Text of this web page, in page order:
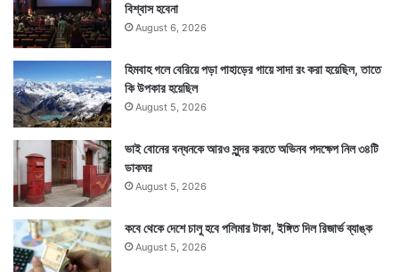
বিশ্বাস হবেনা
August 6, 2026
হিমবাহ গলে বেরিয়ে পড়া পাহাড়ের গায়ে সাদা রং করা হয়েছিল, তাতে
কি উপকার হয়েছিল
August 5, 2026
ভাই বোনের বন্ধনকে আরও সুন্দর করতে অভিনব পদক্ষেপ নিল ৩৪টি
ডাকঘর
August 5, 2026
কবে থেকে দেশে চালু হবে পলিমার টাকা, ইঙ্গিত দিল রিজার্ভ ব্যাঙ্ক
August 5, 2026